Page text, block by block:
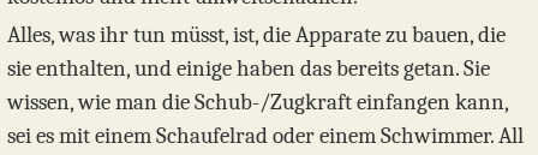
Alles, was ihr tun müsst, ist, die Apparate zu bauen, die
sie enthalten, und einige haben das bereits getan. Sie
wissen, wie man die Schub-/Zugkraft einfangen kann,
sei es mit einem Schaufelrad oder einem Schwimmer. All